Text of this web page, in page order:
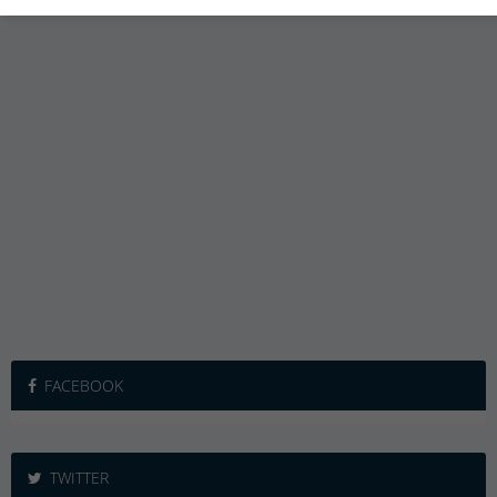
FACEBOOK
TWITTER